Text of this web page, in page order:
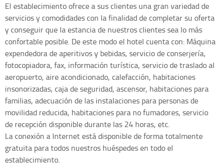
El establecimiento ofrece a sus clientes una gran variedad de
servicios y comodidades con la finalidad de completar su oferta
y conseguir que la estancia de nuestros clientes sea lo más
confortable posible. De este modo el hotel cuenta con: Máquina
expendedora de aperitivos y bebidas, servicio de conserjería,
fotocopiadora, fax, información turística, servicio de traslado al
aeropuerto, aire acondicionado, calefacción, habitaciones
insonorizadas, caja de seguridad, ascensor, habitaciones para
familias, adecuación de las instalaciones para personas de
movilidad reducida, habitaciones para no fumadores, servicio
de recepción disponible durante las 24 horas, etc.
La conexión a Internet está disponible de forma totalmente
gratuita para todos nuestros huéspedes en todo el
establecimiento.